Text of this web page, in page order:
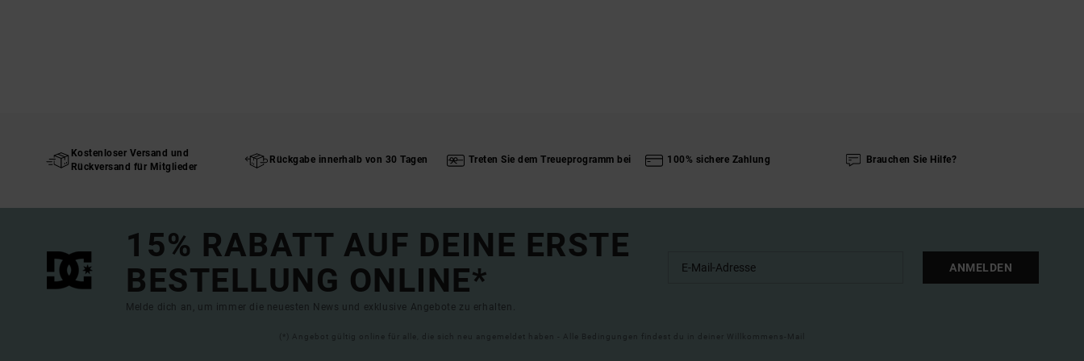
Kostenloser Versand und
Rückversand für Mitglieder
Rückgabe innerhalb von 30 Tagen Treten Sie dem Treueprogramm bei 100% sichere Zahlung Brauchen Sie Hilfe?
15% RABATT AUF DEINE ERSTE
BESTELLUNG ONLINE*
Melde dich an, um immer die neuesten News und exklusive Angebote zu erhalten.
ANMELDEN
(*) Angebot gültig online für alle, die sich neu angemeldet haben - Alle Bedingungen findest du in deiner Willkommens-Mail